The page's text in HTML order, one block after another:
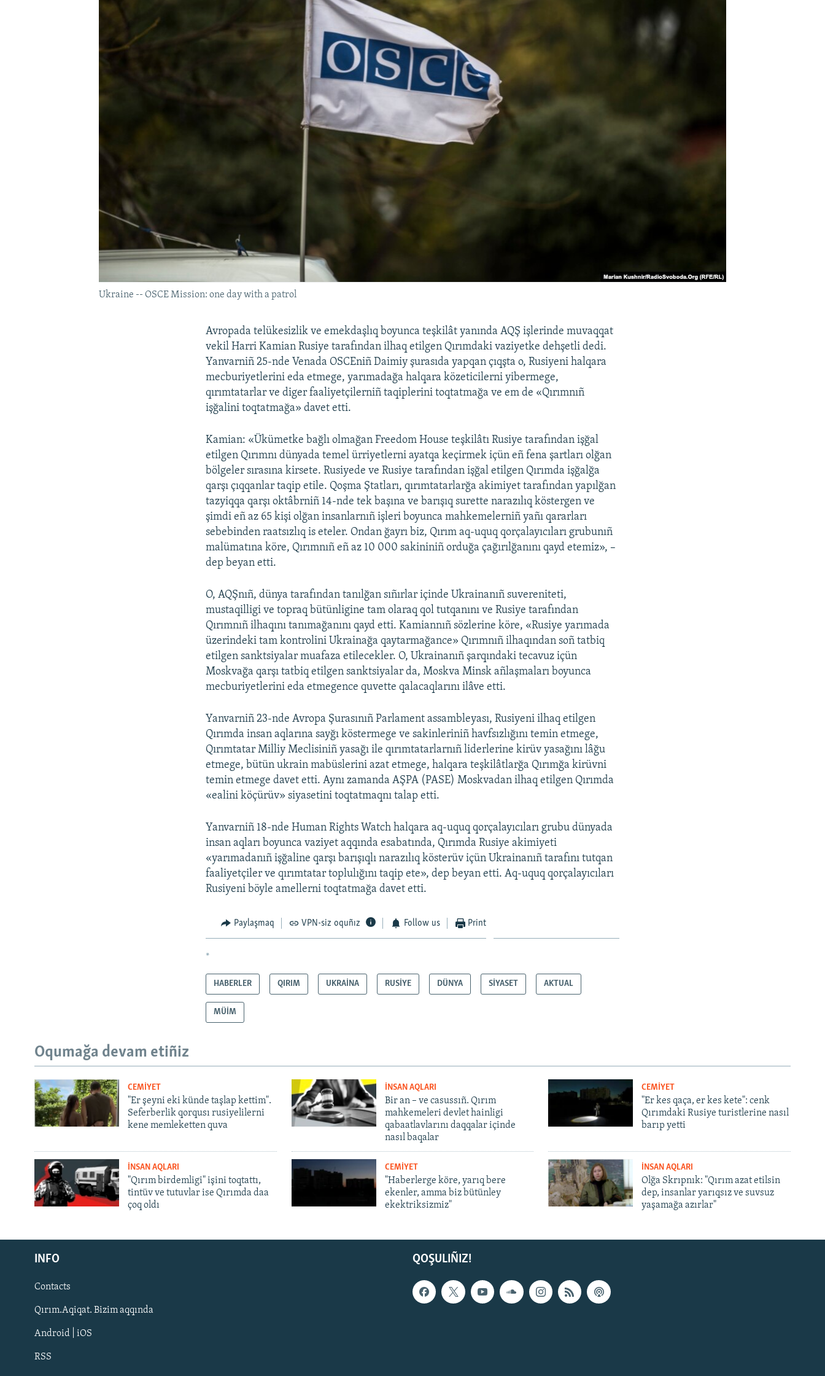
Русский
Українською
QOŞULIÑIZ!
Ukraine -- OSCE Mission: one day with a patrol
Avropada telükesizlik ve emekdaşlıq boyunca teşkilât yanında AQŞ işlerinde muvaqqat
vekil Harri Kamian Rusiye tarafından ilhaq etilgen Qırımdaki vaziyetke dehşetli dedi.
Yanvarniñ 25-nde Venada OSCEniñ Daimiy şurasıda yapqan çıqşta o, Rusiyeni halqara
mecburiyetlerini eda etmege, yarımadağa halqara közeticilerni yibermege,
qırımtatarlar ve diger faaliyetçilerniñ taqiplerini toqtatmağa ve em de «Qırımnıñ
işğalini toqtatmağa» davet etti.
Kamian: «Ükümetke bağlı olmağan Freedom House teşkilâtı Rusiye tarafından işğal
etilgen Qırımnı dünyada temel ürriyetlerni ayatqa keçirmek içün eñ fena şartları olğan
bölgeler sırasına kirsete. Rusiyede ve Rusiye tarafından işğal etilgen Qırımda işğalğa
qarşı çıqqanlar taqip etile. Qoşma Ştatları, qırımtatarlarğa akimiyet tarafından yapılğan
tazyiqqa qarşı oktâbrniñ 14-nde tek başına ve barışıq surette narazılıq köstergen ve
şimdi eñ az 65 kişi olğan insanlarnıñ işleri boyunca mahkemelerniñ yañı qararları
sebebinden raatsızlıq is eteler. Ondan ğayrı biz, Qırım aq-uquq qorçalayıcıları grubunıñ
malümatına köre, Qırımnıñ eñ az 10 000 sakininiñ orduğa çağırılğanını qayd etemiz», –
dep beyan etti.
O, AQŞnıñ, dünya tarafından tanılğan sıñırlar içinde Ukrainanıñ suvereniteti,
mustaqilligi ve topraq bütünligine tam olaraq qol tutqanını ve Rusiye tarafından
Qırımnıñ ilhaqını tanımağanını qayd etti. Kamiannıñ sözlerine köre, «Rusiye yarımada
üzerindeki tam kontrolini Ukrainağa qaytarmağance» Qırımnıñ ilhaqından soñ tatbiq
etilgen sanktsiyalar muafaza etilecekler. O, Ukrainanıñ şarqındaki tecavuz içün
Moskvağa qarşı tatbiq etilgen sanktsiyalar da, Moskva Minsk añlaşmaları boyunca
mecburiyetlerini eda etmegence quvette qalacaqlarını ilâve etti.
Yanvarniñ 23-nde Avropa Şurasınıñ Parlament assambleyası, Rusiyeni ilhaq etilgen
Qırımda insan aqlarına sayğı köstermege ve sakinleriniñ havfsızlığını temin etmege,
Qırımtatar Milliy Meclisiniñ yasağı ile qırımtatarlarnıñ liderlerine kirüv yasağını lâğu
etmege, bütün ukrain mabüslerini azat etmege, halqara teşkilâtlarğa Qırımğa kirüvni
temin etmege davet etti. Aynı zamanda AŞPA (PASE) Moskvadan ilhaq etilgen Qırımda
«ealini köçürüv» siyasetini toqtatmaqnı talap etti.
Yanvarniñ 18-nde Human Rights Watch halqara aq-uquq qorçalayıcıları grubu dünyada
insan aqları boyunca vaziyet aqqında esabatında, Qırımda Rusiye akimiyeti
«yarımadanıñ işğaline qarşı barışıqlı narazılıq kösterüv içün Ukrainanıñ tarafını tutqan
faaliyetçiler ve qırımtatar toplulığını taqip ete», dep beyan etti. Aq-uquq qorçalayıcıları
Rusiyeni böyle amellerni toqtatmağa davet etti.
Paylaşmaq VPN-siz oquñız Follow us Print
*
HABERLER QIRIM UKRAİNA RUSİYE DÜNYA SİYASET AKTUAL
MÜİM
Oqumağa devam etiñiz
CEMİYET
"Er şeyni eki künde taşlap kettim".
Seferberlik qorqusı rusiyelilerni
kene memleketten quva
İNSAN AQLARI
Bir an – ve casussıñ. Qırım
mahkemeleri devlet hainligi
qabaatlavlarını daqqalar içinde
nasıl baqalar
CEMİYET
"Er kes qaça, er kes kete": cenk
Qırımdaki Rusiye turistlerine nasıl
barıp yetti
İNSAN AQLARI
"Qırım birdemligi" işini toqtattı,
tintüv ve tutuvlar ise Qırımda daa
çoq oldı
CEMİYET
"Haberlerge köre, yarıq bere
ekenler, amma biz bütünley
ekektriksizmiz"
İNSAN AQLARI
Olğa Skrıpnık: "Qırım azat etilsin
dep, insanlar yarıqsız ve suvsuz
yaşamağa azırlar"
QOŞULIÑIZ!
INFO
Contacts
Qırım.Aqiqat. Bizim aqqında
Android | iOS
RSS